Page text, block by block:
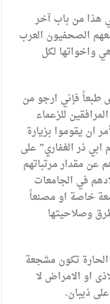
هذا من باب آخر
الصحفيون العرب
واخواتها لكل
طبعاً فإني ارجو من
للزعماء
ان يقوموا بزيارة
ذر الغفاري” على
عن مقدار مرتباتهم
في الجامعات
خاصة او مصنعاً
وصلاحيتها
الحارة تكون مشجعة
او الامراض لا
ذيبان.